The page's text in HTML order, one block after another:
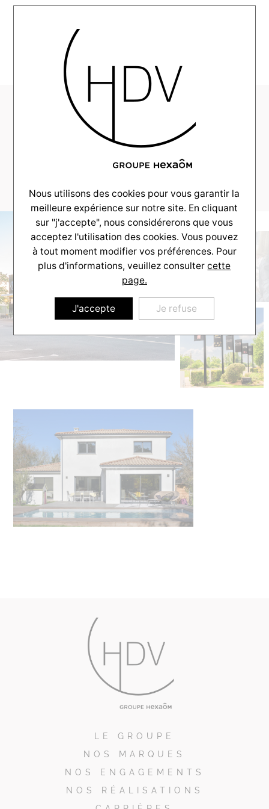
SO9-Habitat-
Realisation-
LeognanN-2018-12–
LE GROUPE
NOS MARQUES
NOS ENGAGEMENTS
NOS RÉALISATIONS
Nous utilisons des cookies pour vous garantir la
meilleure expérience sur notre site. En cliquant
sur "j'accepte", nous considérerons que vous
acceptez l'utilisation des cookies. Vous pouvez
à tout moment modifier vos préférences. Pour
plus d'informations, veuillez consultercette
page.
J'accepte Je refuse